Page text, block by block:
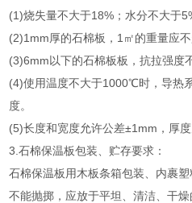
(1)烧失量不大于18%；水分不大于
(2)1mm厚的石棉板，1㎡的重量应不
(3)6mm以下的石棉板板，抗拉强度
(4)使用温度不大于1000℃时，导热
度。
(5)长度和宽度允许公差±1mm，厚度
3.石棉保温板包装、贮存要求：
石棉保温板用木板条箱包装、内裹
不能抛掷，应放于平坦、清洁、干燥